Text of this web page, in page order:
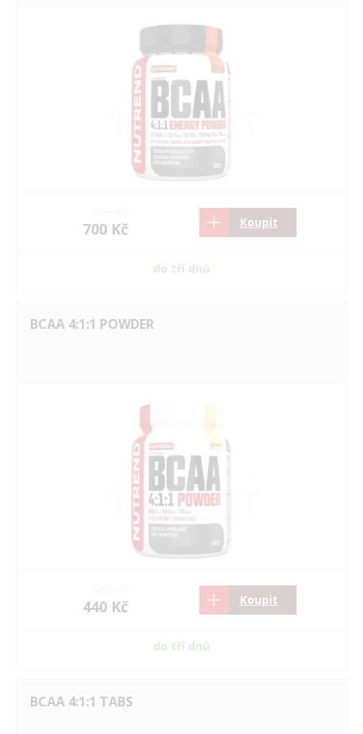
700 Kč Koupit
do tří dnů
BCAA 4:1:1 POWDER
440 Kč Koupit
do tří dnů
BCAA 4:1:1 TABS